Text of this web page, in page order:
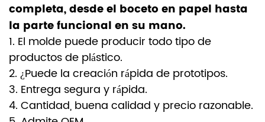
completa, desde el boceto en papel hasta
la parte funcional en su mano.
1. El molde puede producir todo tipo de
productos de plástico.
2. ¿Puede la creación rápida de prototipos.
3. Entrega segura y rápida.
4. Cantidad, buena calidad y precio razonable.